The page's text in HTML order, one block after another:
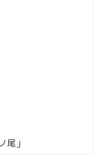
尾」